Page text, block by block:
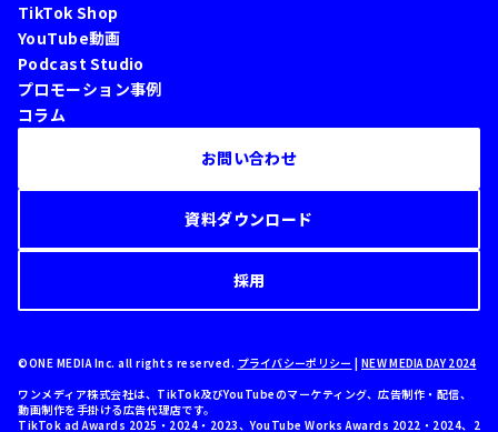
TikTok Shop
YouTube動画
Podcast Studio
プロモーション事例
コラム
お問い合わせ
資料ダウンロード
採用
©ONE MEDIA Inc. all rights reserved. プライバシーポリシー | NEW MEDIA DAY 2024
ワンメディア株式会社は、TikTok及びYouTubeのマーケティング、広告制作・配信、
動画制作を手掛ける広告代理店です。
TikTok ad Awards 2025・2024・2023、YouTube Works Awards 2022・2024、2